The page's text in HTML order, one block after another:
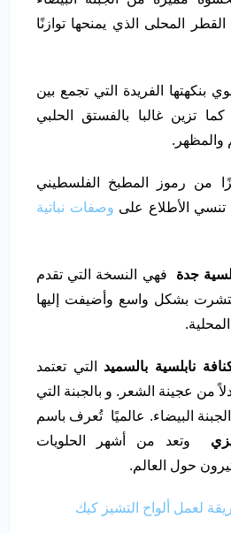
المحلى الذي يمنحها توازنًا
بنكهتها الفريدة التي تجمع بين
تزين غالبا بالفستق الحلبي
والمظهر.
من رموز المطبخ الفلسطيني
الأطلاع على وصفات نباتية
جدة فهي النسخة التي تقدم
بشكل واسع وأضيفت إليها
نابلسية بالسميد التي تعتمد
من عجينة الشعر. و بالجبنة التي
البيضاء. عالميًا تُعرف باسم
وتعد من أشهر الحلويات
حول العالم.
لعمل ألواح التشيز كيك